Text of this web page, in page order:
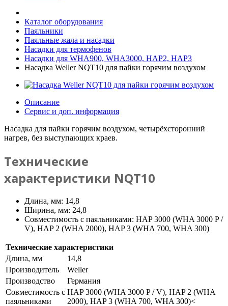
Каталог оборудования
Паяльники
Паяльные жала и насадки
Насадки для термофенов
Насадки для WHA900, WHA3000, HAP2, HAP3
Насадка Weller NQT10 для пайки горячим воздухом
Описание
Сервис и доп. информация
Насадка для пайки горячим воздухом, четырёхсторонний
нагрев, без выступающих краев.
Технические
характеристики NQT10
Длина, мм: 14,8
Ширина, мм: 24,8
Совместимость с паяльниками: HAP 3000 (WHA 3000 P /
V), HAP 2 (WHA 2000), HAP 3 (WHA 700, WHA 300)
Технические характеристики
Длина, мм
14,8
Производитель
Weller
Производство
Германия
Совместимость с
паяльниками
HAP 3000 (WHA 3000 P / V), HAP 2 (WHA
2000), HAP 3 (WHA 700, WHA 300)<